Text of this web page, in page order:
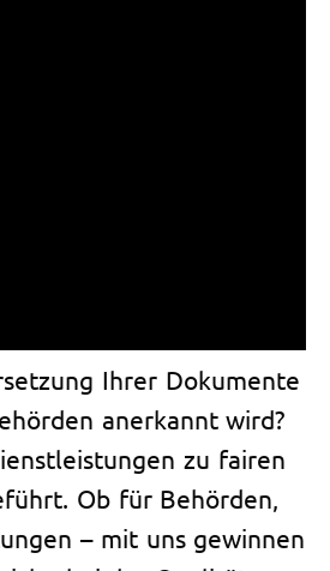
Ihrer Dokumente
anerkannt wird?
zu fairen
Ob für Behörden,
– mit uns gewinnen